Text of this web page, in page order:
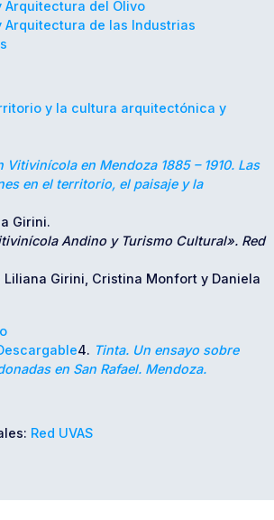
Arquitectura del Olivo
Arquitectura de las Industrias
y la cultura arquitectónica y
Vitivinícola en Mendoza 1885 – 1910. Las
en el territorio, el paisaje y la
Girini.
Andino y Turismo Cultural». Red
Liliana Girini, Cristina Monfort y Daniela
4. Tinta. Un ensayo sobre
en San Rafael. Mendoza.
Red UVAS